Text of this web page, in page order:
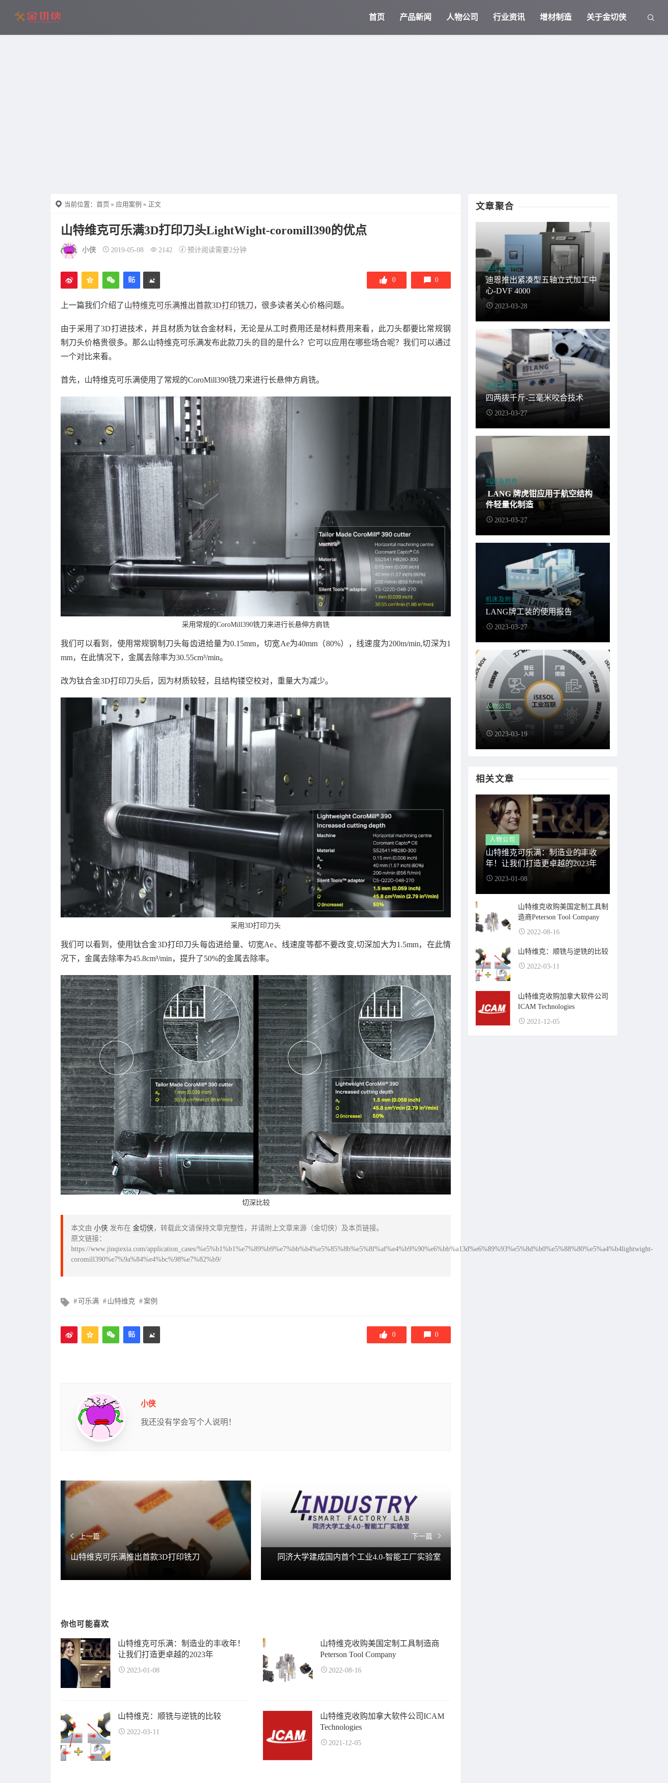
首页 产品新闻 人物公司 行业资讯 增材制造 关于金切侠
当前位置： 首页 » 应用案例 » 正文
山特维克可乐满3D打印刀头LightWight-coromill390的优点
小侠 2019-05-08 2142 预计阅读需要2分钟
0 0
上一篇我们介绍了山特维克可乐满推出首款3D打印铣刀，很多读者关心价格问题。
由于采用了3D打进技术，并且材质为钛合金材料，无论是从工时费用还是材料费用来看，此刀头都要比常规钢
制刀头价格贵很多。那么山特维克可乐满发布此款刀头的目的是什么？它可以应用在哪些场合呢？我们可以通过
一个对比来看。
首先，山特维克可乐满使用了常规的CoroMill390铣刀来进行长悬伸方肩铣。
采用常规的CoroMill390铣刀来进行长悬伸方肩铣
我们可以看到，使用常规钢制刀头每齿进给量为0.15mm，切宽Ae为40mm（80%），线速度为200m/min,切深为1
mm，在此情况下，金属去除率为30.55cm³/min。
改为钛合金3D打印刀头后，因为材质较轻，且结构镂空校对，重量大为减少。
采用3D打印刀头
我们可以看到，使用钛合金3D打印刀头每齿进给量、切宽Ae、线速度等都不要改变,切深加大为1.5mm，在此情
况下，金属去除率为45.8cm³/min，提升了50%的金属去除率。
切深比较
本文由 小侠 发布在 金切侠，转载此文请保持文章完整性，并请附上文章来源（金切侠）及本页链接。
原文链接：
https://www.jinqiexia.com/application_cases/%e5%b1%b1%e7%89%b9%e7%bb%b4%e5%85%8b%e5%8f%af%e4%b9%90%e6%bb%a13d%e6%89%93%e5%8d%b0%e5%88%80%e5%a4%b4lightwight-
coromill390%e7%9a%84%e4%bc%98%e7%82%b9/
文
签
可乐满 山特维克 案例
0 0
小侠
我还没有学会写个人说明！
上一篇
山特维克可乐满推出首款3D打印铣刀
下一篇
同济大学建成国内首个工业4.0-智能工厂实验室
你也可能喜欢
山特维克可乐满：制造业的丰收年！
让我们打造更卓越的2023年
2023-01-08
山特维克收购美国定制工具制造商
Peterson Tool Company
2022-08-16
山特维克：顺铣与逆铣的比较
2022-03-11
山特维克收购加拿大软件公司ICAM
Technologies
2021-12-05
文章聚合
机床及附件
迪恩推出紧凑型五轴立式加工中
心-DVF 4000
2023-03-28
机床及附件
四两拨千斤-三毫米咬合技术
2023-03-27
机床及附件
LANG 牌虎钳应用于航空结构
件轻量化制造
2023-03-27
机床及附件
LANG牌工装的使用报告
2023-03-27
人物公司
2023-03-19
相关文章
人物公司
山特维克可乐满：制造业的丰收
年！让我们打造更卓越的2023年
2023-01-08
山特维克收购美国定制工具制
造商Peterson Tool Company
2022-08-16
山特维克：顺铣与逆铣的比较
2022-03-11
山特维克收购加拿大软件公司
ICAM Technologies
2021-12-05